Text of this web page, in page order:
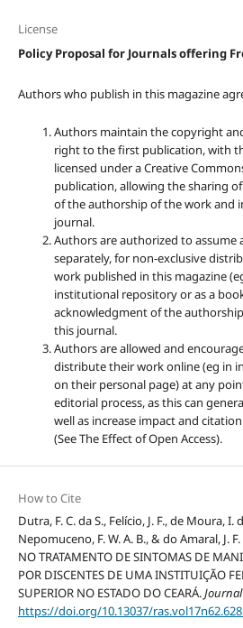
License
Policy Proposal for Journals offering
Authors who publish in this magazine
Authors maintain the copyright
right to the first publication, with
licensed under a Creative
publication, allowing the sharing
of the authorship of the work and
journal.
Authors are authorized to assume
separately, for non-exclusive
work published in this magazine
institutional repository or as a
acknowledgment of the
this journal.
Authors are allowed and
distribute their work online (eg in
on their personal page) at any
editorial process, as this can
well as increase impact and
(See The Effect of Open Access).
How to Cite
Dutra, F. C. da S., Felício, J. F., de Moura, I.
Nepomuceno, F. W. A. B., & do Amaral, J.
NO TRATAMENTO DE SINTOMAS DE
POR DISCENTES DE UMA INSTITUIÇÃO
SUPERIOR NO ESTADO DO CEARÁ.
https://doi.org/10.13037/